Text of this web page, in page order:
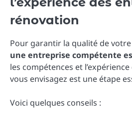
rénovation
Pour garantir la qualité de
une entreprise compétente
les compétences et
vous envisagez est une étape
Voici quelques conseils :